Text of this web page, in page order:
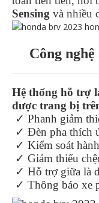
Sensing và nhiều
Công
Hệ thống hỗ trợ
được trang bị
✓ Phanh giảm
✓ Đèn pha thích
✓ Kiểm soát
✓ Giảm thiểu
✓ Hỗ trợ giữa là
✓ Thông báo xe